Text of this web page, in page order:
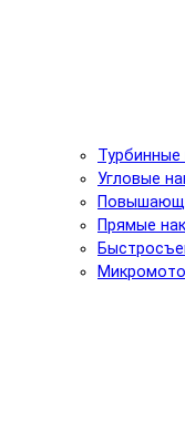
Турбинные
Угловые
Прямые